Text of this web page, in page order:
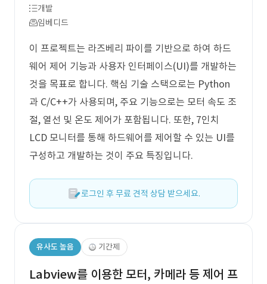
개발
임베디드
이 프로젝트는 라즈베리 파이를 기반으로 하여 하드
웨어 제어 기능과 사용자 인터페이스(UI)를 개발하는
것을 목표로 합니다. 핵심 기술 스택으로는 Python
과 C/C++가 사용되며, 주요 기능으로는 모터 속도 조
절, 열선 및 온도 제어가 포함됩니다. 또한, 7인치
LCD 모니터를 통해 하드웨어를 제어할 수 있는 UI를
구성하고 개발하는 것이 주요 특징입니다.
로그인 후 무료 견적 상담 받으세요.
유사도 높음 기간제
Labview를 이용한 모터, 카메라 등 제어 프